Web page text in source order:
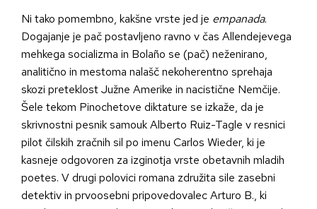
Ni tako pomembno, kakšne vrste jed je empanada.
Dogajanje je pač postavljeno ravno v čas Allendejevega
mehkega socializma in Bolaño se (pač) neženirano,
analitično in mestoma nalašč nekoherentno sprehaja
skozi preteklost Južne Amerike in nacistične Nemčije.
Šele tekom Pinochetove diktature se izkaže, da je
skrivnostni pesnik samouk Alberto Ruiz-Tagle v resnici
pilot čilskih zračnih sil po imenu Carlos Wieder, ki je
kasneje odgovoren za izginotja vrste obetavnih mladih
poetes. V drugi polovici romana združita sile zasebni
detektiv in prvoosebni pripovedovalec Arturo B., ki